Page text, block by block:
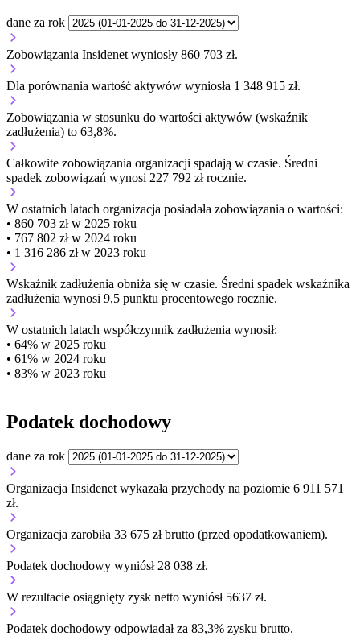
dane za rok
Zobowiązania Insidenet wyniosły 860 703 zł.
Dla porównania wartość aktywów wyniosła 1 348 915 zł.
Zobowiązania w stosunku do wartości aktywów (wskaźnik
zadłużenia) to 63,8%.
Całkowite zobowiązania organizacji spadają w czasie. Średni
spadek zobowiązań wynosi 227 792 zł rocznie.
W ostatnich latach organizacja posiadała zobowiązania o wartości:
• 860 703 zł w 2025 roku
• 767 802 zł w 2024 roku
• 1 316 286 zł w 2023 roku
Wskaźnik zadłużenia obniża się w czasie. Średni spadek wskaźnika
zadłużenia wynosi 9,5 punktu procentowego rocznie.
W ostatnich latach współczynnik zadłużenia wynosił:
• 64% w 2025 roku
• 61% w 2024 roku
• 83% w 2023 roku
Podatek dochodowy
dane za rok
Organizacja Insidenet wykazała przychody na poziomie 6 911 571
zł.
Organizacja zarobiła 33 675 zł brutto (przed opodatkowaniem).
Podatek dochodowy wyniósł 28 038 zł.
W rezultacie osiągnięty zysk netto wyniósł 5637 zł.
Podatek dochodowy odpowiadał za 83,3% zysku brutto.